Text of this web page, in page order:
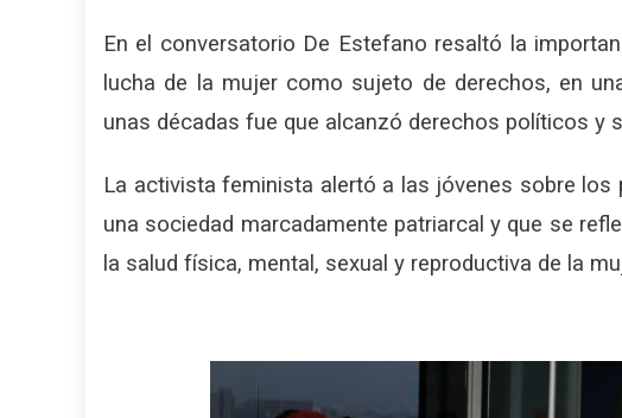
En el conversatorio De Estefano resaltó la
lucha de la mujer como sujeto de derechos, en
unas décadas fue que alcanzó derechos políticos y
La activista feminista alertó a las jóvenes sobre
una sociedad marcadamente patriarcal y que se
la salud física, mental, sexual y reproductiva de la